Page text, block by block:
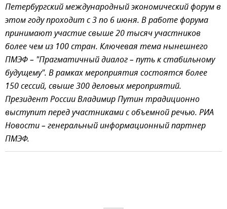
Петербургский международный экономический форум в
этом году проходит с 3 по 6 июня. В работе форума
принимают участие свыше 20 тысяч участников
более чем из 100 стран. Ключевая тема нынешнего
ПМЭФ – "Прагматичный диалог – путь к стабильному
будущему". В рамках мероприятия состоятся более
150 сессий, свыше 300 деловых мероприятий.
Президент России Владимир Путин традиционно
выступит перед участниками с объемной речью. РИА
Новости – генеральный информационный партнер
ПМЭФ.